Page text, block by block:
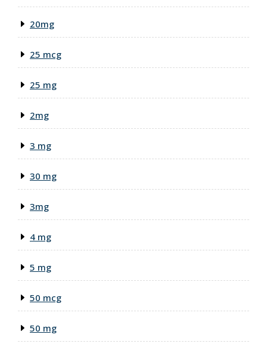
20mg
25 mcg
25 mg
2mg
3 mg
30 mg
3mg
4 mg
5 mg
50 mcg
50 mg